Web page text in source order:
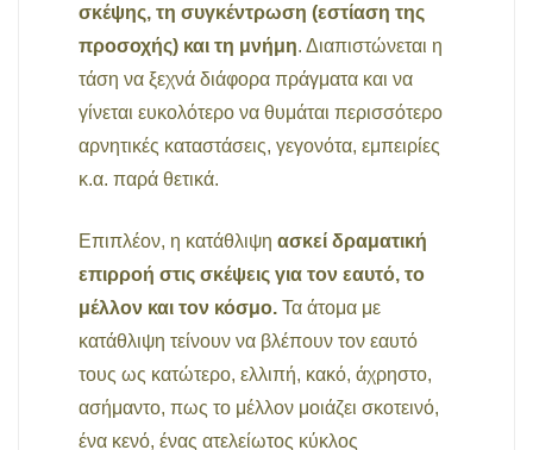
σκέψης, τη συγκέντρωση (εστίαση της
προσοχής) και τη μνήμη. Διαπιστώνεται η
τάση να ξεχνά διάφορα πράγματα και να
γίνεται ευκολότερο να θυμάται περισσότερο
αρνητικές καταστάσεις, γεγονότα, εμπειρίες
κ.α. παρά θετικά.
Επιπλέον, η κατάθλιψη ασκεί δραματική
επιρροή στις σκέψεις για τον εαυτό, το
μέλλον και τον κόσμο. Τα άτομα με
κατάθλιψη τείνουν να βλέπουν τον εαυτό
τους ως κατώτερο, ελλιπή, κακό, άχρηστο,
ασήμαντο, πως το μέλλον μοιάζει σκοτεινό,
ένα κενό, ένας ατελείωτος κύκλος